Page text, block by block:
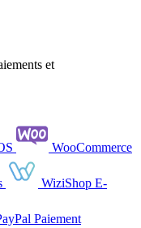
et
WooCommerce
WiziShop E-
Paiement